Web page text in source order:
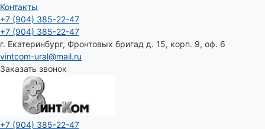
Контакты
+7 (904) 385-22-47
+7 (904) 385-22-47
г. Екатеринбург, Фронтовых бригад д. 15, корп. 9, оф. 6
vintcom-ural@mail.ru
Заказать звонок
+7 (904) 385-22-47